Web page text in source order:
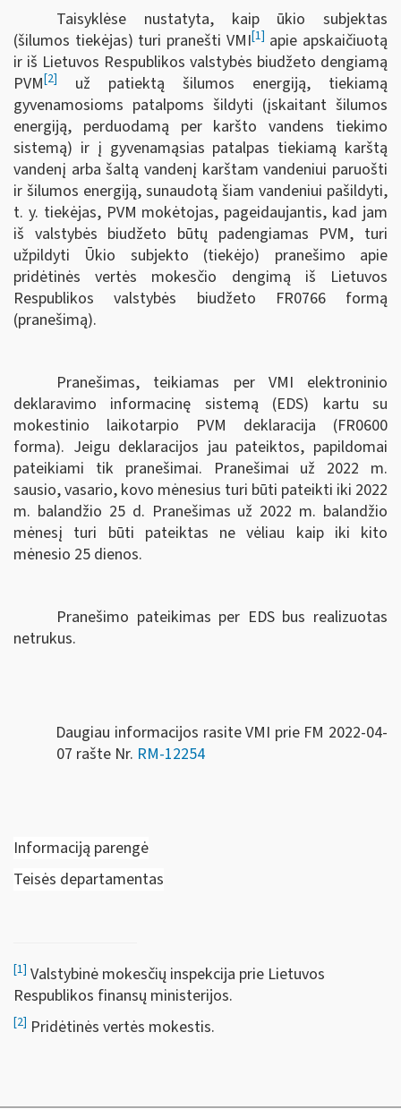
Taisyklėse nustatyta, kaip ūkio subjektas
(šilumos tiekėjas) turi pranešti VMI[1] apie apskaičiuotą
ir iš Lietuvos Respublikos valstybės biudžeto dengiamą
PVM[2]
už patiektą šilumos energiją, tiekiamą
gyvenamosioms patalpoms šildyti (įskaitant šilumos
energiją, perduodamą per karšto vandens tiekimo
sistemą) ir į gyvenamąsias patalpas tiekiamą karštą
vandenį arba šaltą vandenį karštam vandeniui paruošti
ir šilumos energiją, sunaudotą šiam vandeniui pašildyti,
t. y. tiekėjas, PVM mokėtojas, pageidaujantis, kad jam
iš valstybės biudžeto būtų padengiamas PVM, turi
užpildyti Ūkio subjekto (tiekėjo) pranešimo apie
pridėtinės vertės mokesčio dengimą iš Lietuvos
Respublikos valstybės biudžeto FR0766 formą
(pranešimą).
Pranešimas, teikiamas per VMI elektroninio
deklaravimo informacinę sistemą (EDS) kartu su
mokestinio laikotarpio PVM deklaracija (FR0600
forma). Jeigu deklaracijos jau pateiktos, papildomai
pateikiami tik pranešimai. Pranešimai už 2022 m.
sausio, vasario, kovo mėnesius turi būti pateikti iki 2022
m. balandžio 25 d. Pranešimas už 2022 m. balandžio
mėnesį turi būti pateiktas ne vėliau kaip iki kito
mėnesio 25 dienos.
Pranešimo pateikimas per EDS bus realizuotas
netrukus.
Daugiau informacijos rasite VMI prie FM 2022-04-
07 rašte Nr. RM-12254
Informaciją parengė
Teisės departamentas
[1] Valstybinė mokesčių inspekcija prie Lietuvos
Respublikos finansų ministerijos.
[2] Pridėtinės vertės mokestis.